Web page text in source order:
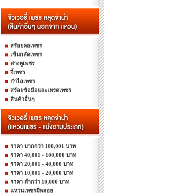
สร้อยคอเพชร
เข็มกลัดเพชร
ต่างหูเพชร
จี้เพชร
กำไลเพชร
สร้อยข้อมือและเหรดเพชร
สินค้าอื่นๆ
ราคา มากกว่า 100,001 บาท
ราคา 40,001 - 100,000 บาท
ราคา 20,001 - 40,000 บาท
ราคา 10,001 - 20,000 บาท
ราคา ต่ำกว่า 10,000 บาท
แหวนเพชรมีพลอย